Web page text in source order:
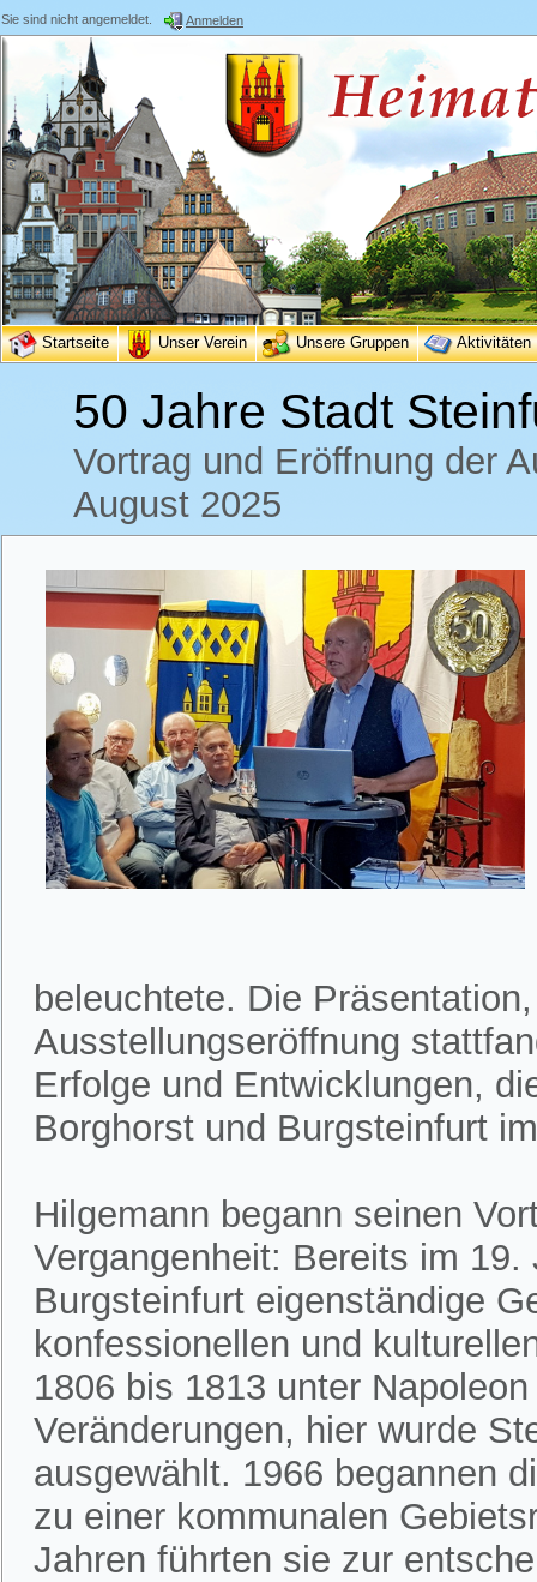
Sie sind nicht angemeldet. Anmelden
Startseite Unser Verein Unsere Gruppen Aktivitäten
50 Jahre Stadt
Vortrag und Eröffnung der
August 2025
beleuchtete. Die
Ausstellungseröffnung
Erfolge und Entwicklungen,
Borghorst und Burgsteinfurt
Hilgemann begann seinen
Vergangenheit: Bereits im
Burgsteinfurt eigenständige
konfessionellen und
1806 bis 1813 unter
Veränderungen, hier wurde
ausgewählt. 1966 begannen
zu einer kommunalen
Jahren führten sie zur